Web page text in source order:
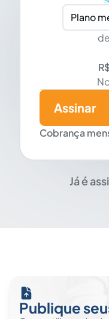
Plano
Cobrança
Assinar
Já é
Publique